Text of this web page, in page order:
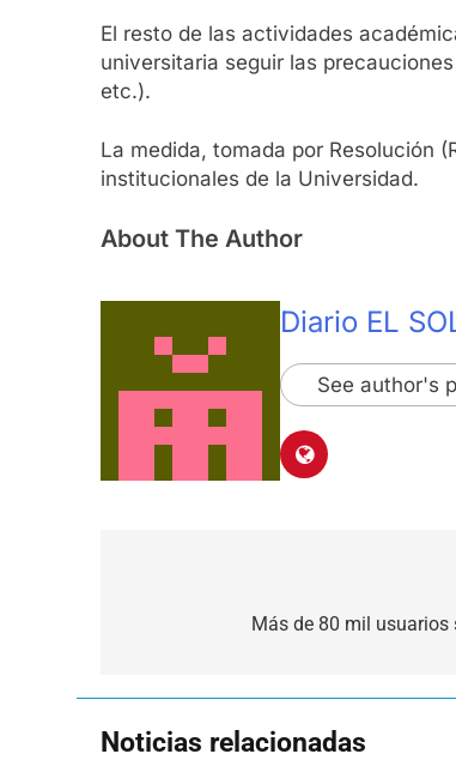
El resto de las actividades
universitaria seguir las
etc.).
La medida, tomada por Resolución
institucionales de la Universidad.
About The Author
Diario EL
See author's
Más de 80 mil usuarios
Noticias relacionadas